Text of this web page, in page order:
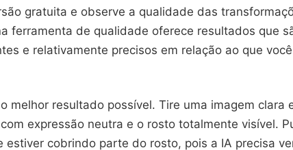
gratuita e observe a qualidade das
ferramenta de qualidade oferece resultados que
e relativamente precisos em relação ao que
melhor resultado possível. Tire uma imagem clara
expressão neutra e o rosto totalmente visível.
estiver cobrindo parte do rosto, pois a IA precisa